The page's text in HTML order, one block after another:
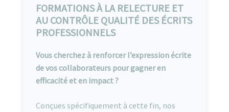
FORMATIONS À LA RELECTURE ET
AU CONTRÔLE QUALITÉ DES ÉCRITS
PROFESSIONNELS
Vous cherchez à renforcer l’expression écrite
de vos collaborateurs pour gagner en
efficacité et en impact ?
Conçues spécifiquement à cette fin, nos